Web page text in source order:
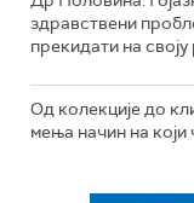
здравствени
прекидати на своју
Од колекције до
мења начин на